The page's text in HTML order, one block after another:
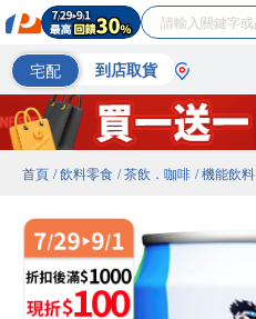
宅配 到店取貨
首頁 / 飲料零食 / 茶飲．咖啡 / 機能飲料